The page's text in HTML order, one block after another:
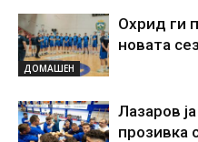
ДОМАШЕН
Охрид ги
новата
Лазаров
прозивка